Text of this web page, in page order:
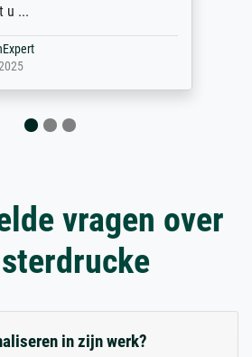
vragen over
in zijn werk?